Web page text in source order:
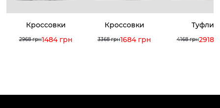
Кроссовки
2968 грн1484 грн
Кроссовки
3368 грн1684 грн
Туфли
4168 грн2918